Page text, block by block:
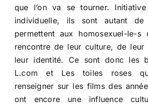
que l’on va se tourner.
individuelle, ils sont autant de
permettent aux homosexuel-le-
rencontre de leur culture, de
leur identité. Ce sont donc les
L.com et Les toiles roses
renseigner sur les films des
ont encore une influence